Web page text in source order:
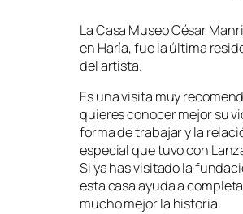
La Casa Museo César
en Haría, fue la última
del artista.
Es una visita muy
quieres conocer mejor su
forma de trabajar y la
especial que tuvo con
Si ya has visitado la
esta casa ayuda a
mucho mejor la historia.